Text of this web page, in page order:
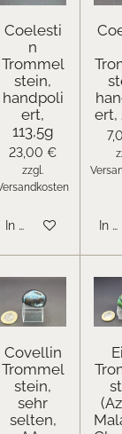
Coelesti
n
Trommel
stein,
handpoli
ert,
113,5g
23,00 €
zzgl.
In den Warenkorb
ert,
In
Covellin
Trommel
stein,
sehr
selten,